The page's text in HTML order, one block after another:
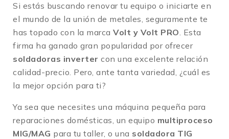
Si estás buscando renovar tu equipo o iniciarte en
el mundo de la unión de metales, seguramente te
has topado con la marca Volt y Volt PRO. Esta
firma ha ganado gran popularidad por ofrecer
soldadoras inverter con una excelente relación
calidad-precio. Pero, ante tanta variedad, ¿cuál es
la mejor opción para ti?
Ya sea que necesites una máquina pequeña para
reparaciones domésticas, un equipo multiproceso
MIG/MAG para tu taller, o una soldadora TIG